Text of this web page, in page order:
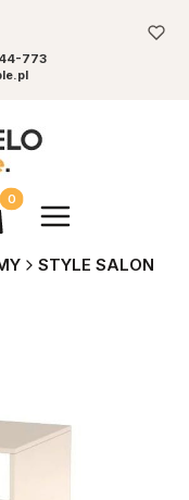
773
w koszyku: 0.
STYLE SALON